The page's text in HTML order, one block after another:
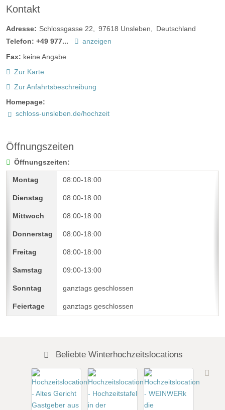
Kontakt
Adresse: Schlossgasse 22 97618 Unsleben
Deutschland
Telefon: +49 977...
anzeigen
Fax: keine Angabe
Zur Karte
Zur Anfahrtsbeschreibung
Homepage:
schloss-unsleben.de/hochzeit
Öffnungszeiten
Öffnungszeiten:
08:00-18:00
08:00-18:00
08:00-18:00
08:00-18:00
08:00-18:00
09:00-13:00
ganztags geschlossen
ganztags geschlossen
Beliebte Winterhochzeitslocations